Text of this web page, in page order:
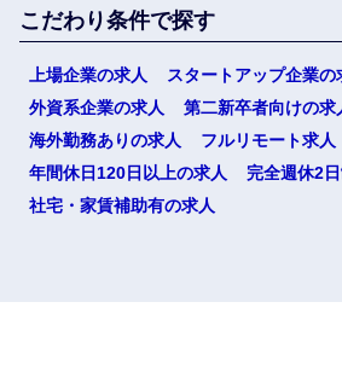
こだわり条件で探す
上場企業の求人
スタートアップ企業の
外資系企業の求人
第二新卒者向けの求
海外勤務ありの求人
フルリモート求人
年間休日120日以上の求人
完全週休2
社宅・家賃補助有の求人